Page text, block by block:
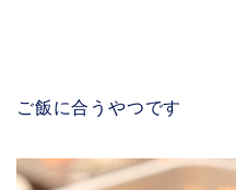
ご飯に合うやつです